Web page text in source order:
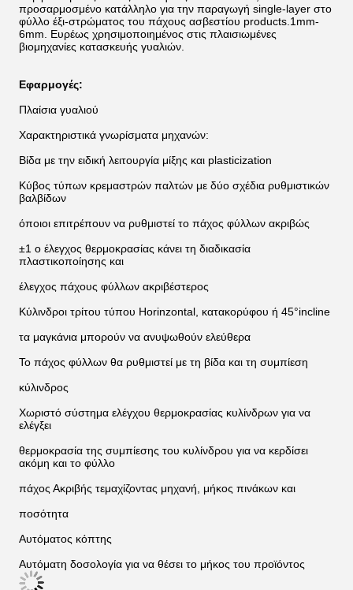
προσαρμοσμένο κατάλληλο για την παραγωγή single-layer στο
φύλλο έξι-στρώματος του πάχους ασβεστίου products.1mm-
6mm. Ευρέως χρησιμοποιημένος στις πλαισιωμένες
βιομηχανίες κατασκευής γυαλιών.
Εφαρμογές:
Πλαίσια γυαλιού
Χαρακτηριστικά γνωρίσματα μηχανών:
Βίδα με την ειδική λειτουργία μίξης και plasticization
Κύβος τύπων κρεμαστρών παλτών με δύο σχέδια ρυθμιστικών
βαλβίδων
όποιοι επιτρέπουν να ρυθμιστεί το πάχος φύλλων ακριβώς
±1 ο έλεγχος θερμοκρασίας κάνει τη διαδικασία
πλαστικοποίησης και
έλεγχος πάχους φύλλων ακριβέστερος
Κύλινδροι τρίτου τύπου Horinzontal, κατακορύφου ή 45°incline
τα μαγκάνια μπορούν να ανυψωθούν ελεύθερα
Το πάχος φύλλων θα ρυθμιστεί με τη βίδα και τη συμπίεση
κύλινδρος
Χωριστό σύστημα ελέγχου θερμοκρασίας κυλίνδρων για να
ελέγξει
θερμοκρασία της συμπίεσης του κυλίνδρου για να κερδίσει
ακόμη και το φύλλο
πάχος Ακριβής τεμαχίζοντας μηχανή, μήκος πινάκων και
ποσότητα
Αυτόματος κόπτης
Αυτόματη δοσολογία για να θέσει το μήκος του προϊόντος